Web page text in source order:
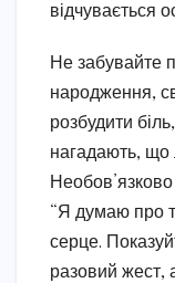
відчувається
Не забувайте
народження,
розбудити
нагадають, що
“Я думаю про
серце.
разовий жест,